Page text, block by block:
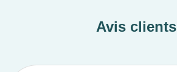
Avis clients